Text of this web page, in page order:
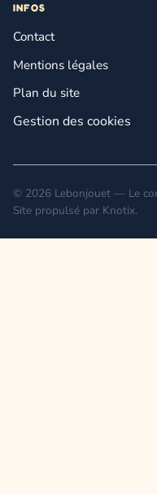
INFOS
Contact
Mentions légales
Plan du site
Gestion des cookies
© 2026 Lebonjouet — Le
Site propulsé par Knotix.